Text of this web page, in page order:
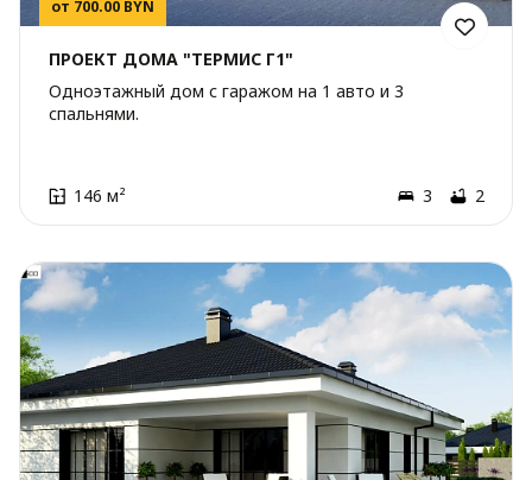
от 700.00 BYN
ПРОЕКТ ДОМА "ТЕРМИС Г1"
Одноэтажный дом с гаражом на 1 авто и 3
спальнями.
146 м² 3 2